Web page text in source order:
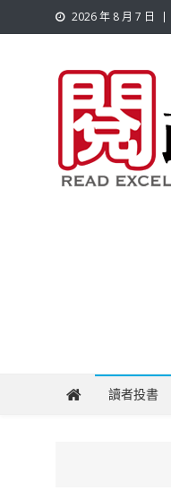
to
2026 年 8 月 7 日
閱政治
讀者投書